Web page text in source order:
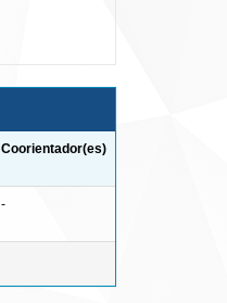
Coorientador(es)
-